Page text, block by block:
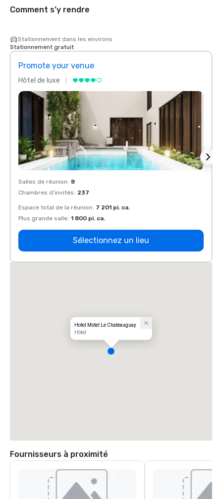
Comment s’y rendre
Stationnement dans les environs
Stationnement gratuit
Promote your venue
Hôtel de luxe
Salles de réunion: 8
Chambres d’invités: 237
Espace total de la réunion: 7 201 pi. ca.
Plus grande salle: 1 800 pi. ca.
Sélectionnez un lieu
Hotel Motel Le Chateauguay
Hôtel
Fournisseurs à proximité